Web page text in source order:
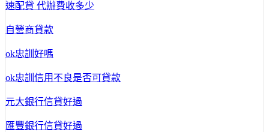
速配貸 代辦費收多少
自營商貸款
ok忠訓好嗎
ok忠訓信用不良是否可貸款
元大銀行信貸好過
匯豐銀行信貸好過